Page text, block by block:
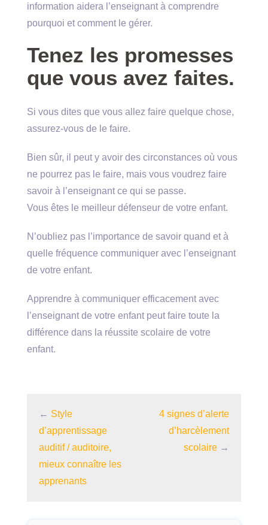
information aidera l’enseignant à comprendre
pourquoi et comment le gérer.
Tenez les promesses
que vous avez faites.
Si vous dites que vous allez faire quelque chose,
assurez-vous de le faire.
Bien sûr, il peut y avoir des circonstances où vous
ne pourrez pas le faire, mais vous voudrez faire
savoir à l’enseignant ce qui se passe.
Vous êtes le meilleur défenseur de votre enfant.
N’oubliez pas l’importance de savoir quand et à
quelle fréquence communiquer avec l’enseignant
de votre enfant.
Apprendre à communiquer efficacement avec
l’enseignant de votre enfant peut faire toute la
différence dans la réussite scolaire de votre
enfant.
← Style
d’apprentissage
auditif / auditoire,
mieux connaître les
apprenants
4 signes d’alerte
d’harcèlement
scolaire →